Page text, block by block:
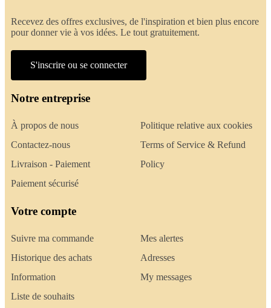
Recevez des offres exclusives, de l'inspiration et bien plus encore
pour donner vie à vos idées. Le tout gratuitement.
S'inscrire ou se connecter
Notre entreprise
À propos de nous
Contactez-nous
Livraison - Paiement
Paiement sécurisé
Politique relative aux cookies
Terms of Service & Refund
Policy
Votre compte
Suivre ma commande
Historique des achats
Information
Liste de souhaits
Mes alertes
Adresses
My messages